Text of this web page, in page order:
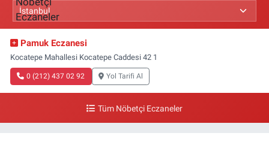
Pamuk Eczanesi
Kocatepe Mahallesi Kocatepe Caddesi 42 1
0 (212) 437 02 92 Yol Tarifi Al
Tüm Nöbetçi Eczaneler